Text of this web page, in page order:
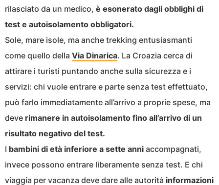
rilasciato da un medico, è esonerato dagli obblighi di
test e autoisolamento obbligatori.
Sole, mare isole, ma anche trekking entusiasmanti
come quello della Via Dinarica. La Croazia cerca di
attirare i turisti puntando anche sulla sicurezza e i
servizi: chi vuole entrare e parte senza test effettuato,
può farlo immediatamente all’arrivo a proprie spese, ma
deve rimanere in autoisolamento fino all’arrivo di un
risultato negativo del test.
I bambini di età inferiore a sette anni accompagnati,
invece possono entrare liberamente senza test. E chi
viaggia per vacanza deve dare alle autorità informazioni